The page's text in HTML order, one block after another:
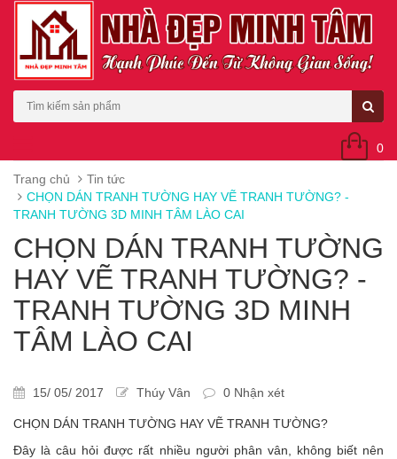
0
Trang chủ
Tin tức
CHỌN DÁN TRANH TƯỜNG HAY VẼ TRANH TƯỜNG? -
TRANH TƯỜNG 3D MINH TÂM LÀO CAI
CHỌN DÁN TRANH TƯỜNG
HAY VẼ TRANH TƯỜNG? -
TRANH TƯỜNG 3D MINH
TÂM LÀO CAI
15/ 05/ 2017 Thúy Vân 0 Nhận xét
CHỌN DÁN TRANH TƯỜNG HAY VẼ TRANH TƯỜNG?
Đây là câu hỏi được rất nhiều người phân vân, không biết nên